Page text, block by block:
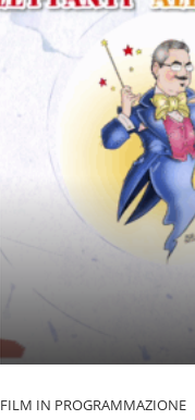
15 Luglio 2026
FILM IN PROGRAMMAZIONE